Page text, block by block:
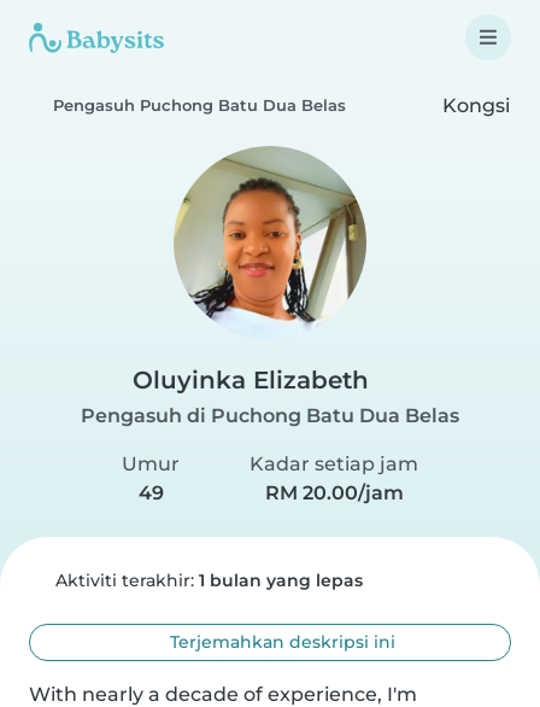
Pengasuh Puchong Batu Dua Belas Kongsi
Oluyinka Elizabeth
Pengasuh di Puchong Batu Dua Belas
Umur
49
Kadar setiap jam
RM 20.00/jam
Aktiviti terakhir: 1 bulan yang lepas
Terjemahkan deskripsi ini
With nearly a decade of experience, I'm